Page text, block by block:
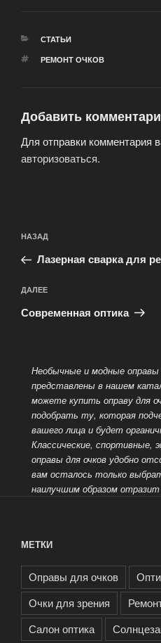
РУБРИКИ
СТАТЬИ
МЕТКИ
РЕМОНТ ОЧКОВ
Добавить
Для отправки комментария
авторизоваться.
по
записям
Предыдущая
запись:
НАЗАД
Лазерная сварка для
Следующая
запись
ДАЛЕЕ
Современная оптика
Необычные и модные оправы
представлены в нашем
можете купить оправу для
подобрать ту, которая
вашего лица и будет
Классические, спортивные,
оправы для очков удобно
вам осталось только
наилучшим образом
МЕТКИ
Оправы для очков
Очки для зрения
Салон оптика